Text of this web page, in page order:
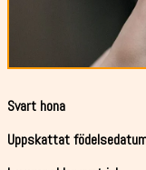
Svart hona
Uppskattat